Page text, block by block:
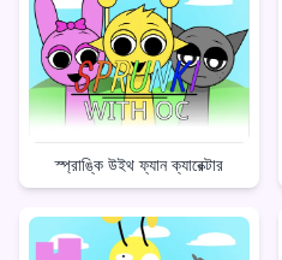
স্প্রাঙ্কি উইথ ফ্যান ক্যারেক্টার